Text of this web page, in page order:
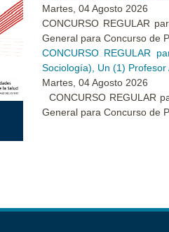
Martes, 04 Agosto 2026
CONCURSO REGULAR
General para Concurso de
CONCURSO REGULAR
Sociología), Un (1) Profesor
Martes, 04 Agosto 2026
CONCURSO REGULAR
General para Concurso de